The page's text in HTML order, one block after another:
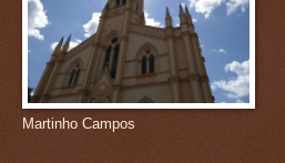
Martinho Campos